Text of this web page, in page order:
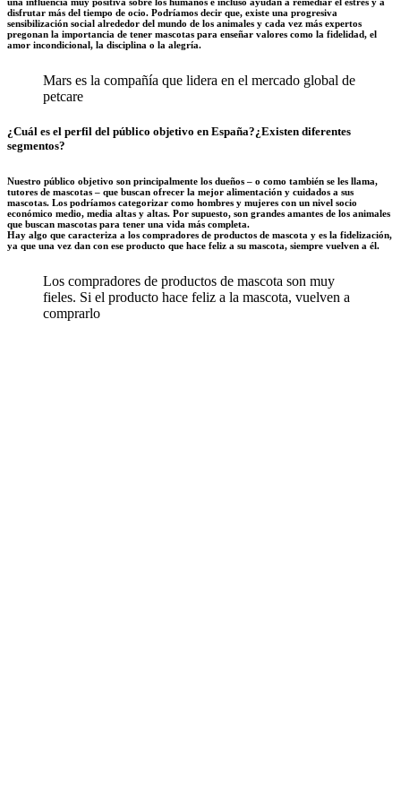
disfrutar más del tiempo de ocio. Podríamos decir que, existe una progresiva
sensibilización social alrededor del mundo de los animales y cada vez más expertos
pregonan la importancia de tener mascotas para enseñar valores como la fidelidad, el
amor incondicional, la disciplina o la alegría.
Mars es la compañía que lidera en el mercado global de
petcare
¿Cuál es el perfil del público objetivo en España?¿Existen diferentes
segmentos?
Nuestro público objetivo son principalmente los dueños – o como también se les llama,
tutores de mascotas – que buscan ofrecer la mejor alimentación y cuidados a sus
mascotas. Los podríamos categorizar como hombres y mujeres con un nivel socio
económico medio, media altas y altas. Por supuesto, son grandes amantes de los animales
que buscan mascotas para tener una vida más completa.
Hay algo que caracteriza a los compradores de productos de mascota y es la fidelización,
ya que una vez dan con ese producto que hace feliz a su mascota, siempre vuelven a él.
Los compradores de productos de mascota son muy
fieles. Si el producto hace feliz a la mascota, vuelven a
comprarlo